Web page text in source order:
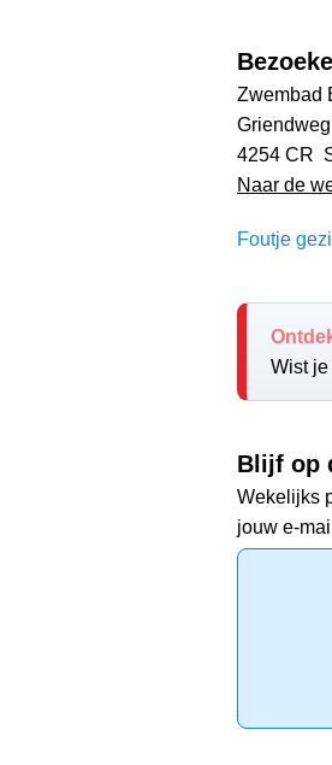
Zwembad
4254 CR
Naar de
Foutje
Wist
Blijf op
Wekelijks
jouw e-